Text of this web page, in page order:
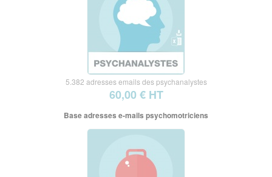
5.382 adresses emails des psychanalystes
60,00 € HT
Base adresses e-mails psychomotriciens